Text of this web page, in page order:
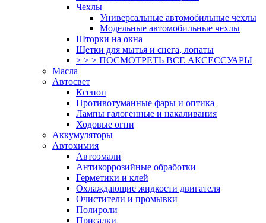
Чехлы
Универсальные автомобильные чехлы
Модельные автомобильные чехлы
Шторки на окна
Щетки для мытья и снега, лопаты
> > > ПОСМОТРЕТЬ ВСЕ АКСЕССУАРЫ
Масла
Автосвет
Ксенон
Противотуманные фары и оптика
Лампы галогенные и накаливания
Ходовые огни
Аккумуляторы
Автохимия
Автоэмали
Антикоррозийные обработки
Герметики и клей
Охлаждающие жидкости двигателя
Очистители и промывки
Полироли
Присадки